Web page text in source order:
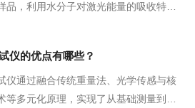
体步骤如下...
括光源系统、光学探测器和信号处理电
、滤波和计算得出结果。利用β射线穿过
衰减程度进行测量。该方法基于射线与
作用的特性，能...
品，利用水分子对激光能量的吸收特性
减程度，结合二次谐波分析技术，实时
分浓度(μmol/mol级至%级)。这一原理赋
敏度、高精度、非接触式测量的优势。
仪的优点有哪些？
仪通过融合传统重量法、光学传感与核
等多元化原理，实现了从基础测量到智